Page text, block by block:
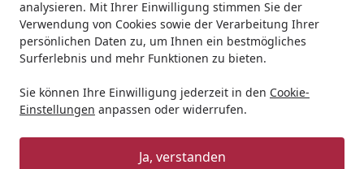
analysieren. Mit Ihrer Einwilligung stimmen Sie der
Verwendung von Cookies sowie der Verarbeitung Ihrer
persönlichen Daten zu, um Ihnen ein bestmögliches
Surferlebnis und mehr Funktionen zu bieten.
Sie können Ihre Einwilligung jederzeit in den Cookie-
Einstellungen anpassen oder widerrufen.
Ja, verstanden
500g